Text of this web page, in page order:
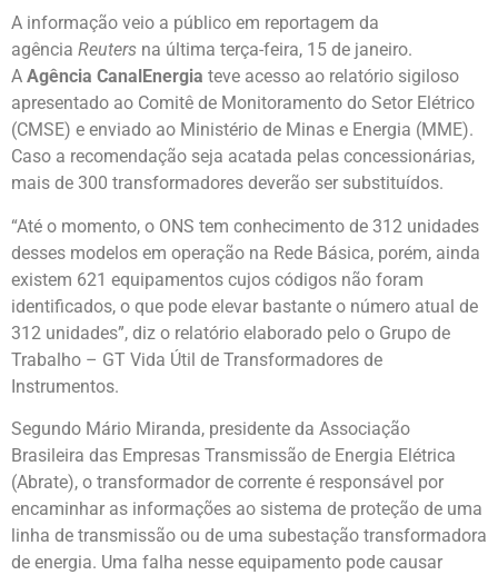
A informação veio a público em reportagem da
agência Reuters na última terça-feira, 15 de janeiro.
A Agência CanalEnergia teve acesso ao relatório sigiloso
apresentado ao Comitê de Monitoramento do Setor Elétrico
(CMSE) e enviado ao Ministério de Minas e Energia (MME).
Caso a recomendação seja acatada pelas concessionárias,
mais de 300 transformadores deverão ser substituídos.
“Até o momento, o ONS tem conhecimento de 312 unidades
desses modelos em operação na Rede Básica, porém, ainda
existem 621 equipamentos cujos códigos não foram
identificados, o que pode elevar bastante o número atual de
312 unidades”, diz o relatório elaborado pelo o Grupo de
Trabalho – GT Vida Útil de Transformadores de
Instrumentos.
Segundo Mário Miranda, presidente da Associação
Brasileira das Empresas Transmissão de Energia Elétrica
(Abrate), o transformador de corrente é responsável por
encaminhar as informações ao sistema de proteção de uma
linha de transmissão ou de uma subestação transformadora
de energia. Uma falha nesse equipamento pode causar